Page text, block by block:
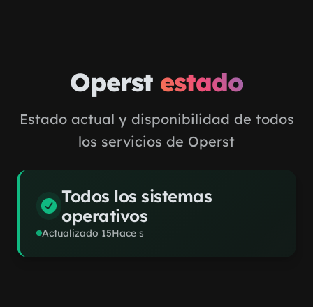
Operst estado
Estado actual y disponibilidad de todos
los servicios de Operst
Todos los sistemas
operativos
Actualizado 15Hace s